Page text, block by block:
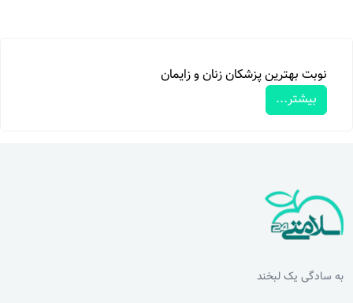
نوبت بهترین پزشکان زنان و زایمان
بیشتر...
به سادگی یک لبخند